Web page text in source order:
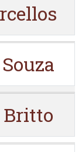
Britto